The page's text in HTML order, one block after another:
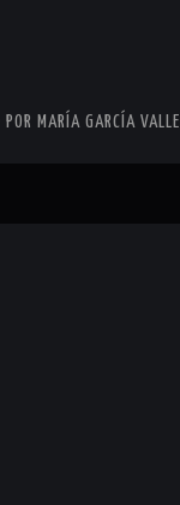
MARÍA GARCÍA VALLE